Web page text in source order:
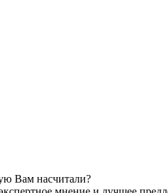
Вам насчитали?